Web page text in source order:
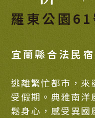
羅東公園61
宜蘭縣合法民
逃離繁忙都市，
受假期。典雅南洋
鬆身心，感受異國